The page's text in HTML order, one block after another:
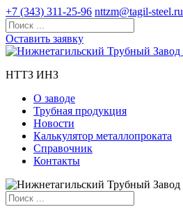
+7 (343) 311-25-96 nttzm@tagil-steel.ru
Оставить заявку
НТТЗ ИНЗ
О заводе
Трубная продукция
Новости
Калькулятор металлопроката
Справочник
Контакты